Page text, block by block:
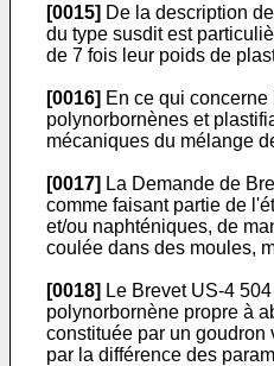
[0015] De la description
du type susdit est
de 7 fois leur poids de
[0016] En ce qui
polynorbornènes et
mécaniques du mélange
[0017] La Demande de
comme faisant partie de
et/ou naphténiques, de
coulée dans des moules,
[0018] Le Brevet US-4
polynorbornène propre à
constituée par un
par la différence des